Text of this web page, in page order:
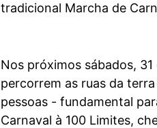
tradicional Marcha de
Nos próximos sábados,
percorrem as ruas da
pessoas - fundamental
Carnaval à 100 Limites,